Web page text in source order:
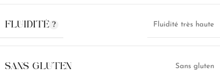
FLUIDITÉ Fluidité très haute
SANS GLUTEN Sans gluten